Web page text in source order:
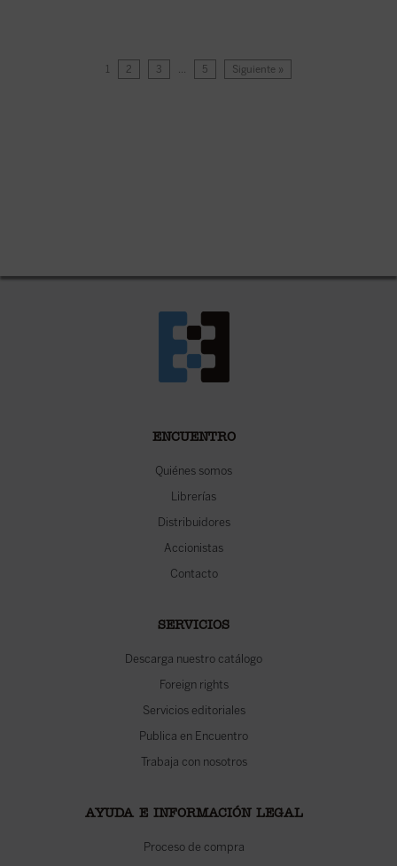
1 2 3 … 5 Siguiente »
ENCUENTRO
Quiénes somos
Librerías
Distribuidores
Accionistas
Contacto
SERVICIOS
Descarga nuestro catálogo
Foreign rights
Servicios editoriales
Publica en Encuentro
Trabaja con nosotros
AYUDA E INFORMACIÓN LEGAL
Proceso de compra